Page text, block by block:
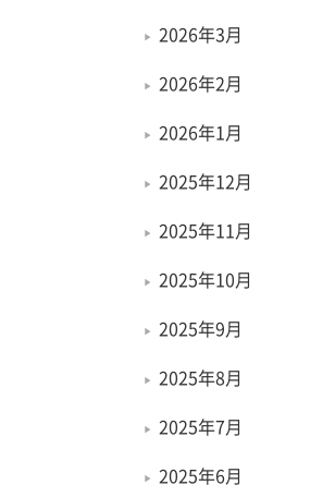
2026年3月
2026年2月
2026年1月
2025年12月
2025年11月
2025年10月
2025年9月
2025年8月
2025年7月
2025年6月